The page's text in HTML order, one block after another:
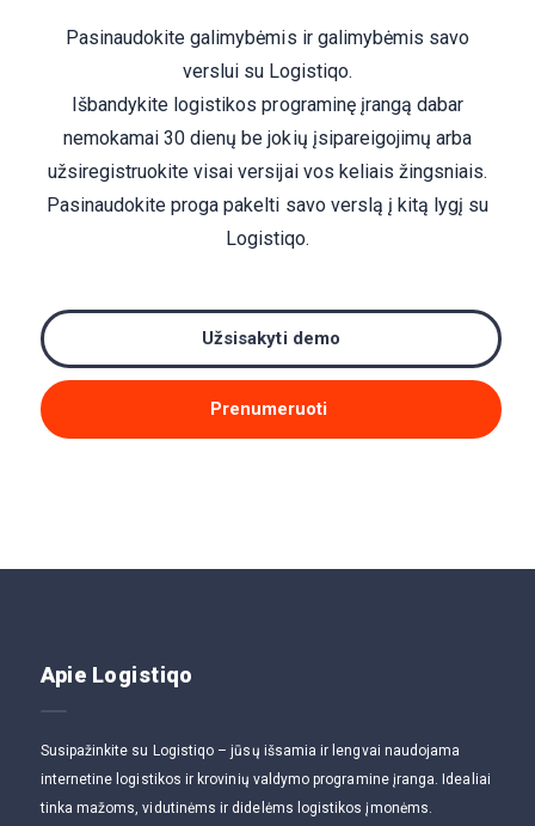
Pasinaudokite galimybėmis ir galimybėmis savo
verslui su Logistiqo.
Išbandykite logistikos programinę įrangą dabar
nemokamai 30 dienų be jokių įsipareigojimų arba
užsiregistruokite visai versijai vos keliais žingsniais.
Pasinaudokite proga pakelti savo verslą į kitą lygį su
Logistiqo.
Užsisakyti demo
Prenumeruoti
Apie Logistiqo
Susipažinkite su Logistiqo – jūsų išsamia ir lengvai naudojama
internetine logistikos ir krovinių valdymo programine įranga. Idealiai
tinka mažoms, vidutinėms ir didelėms logistikos įmonėms.